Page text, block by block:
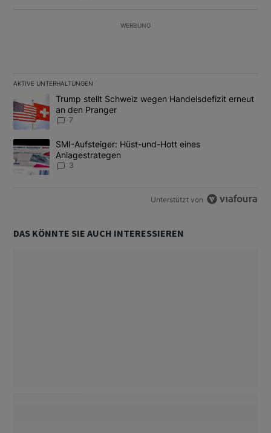
WERBUNG
AKTIVE UNTERHALTUNGEN
Das Folgende ist eine Liste der am meisten kommentierten
Ein Trendartikel mit dem Titel "Trump stellt Schweiz wegen
Trump stellt Schweiz wegen Handelsdefizit erneut
an den Pranger
7
Ein Trendartikel mit dem Titel "SMI-Aufsteiger: Hüst-und-Hott
SMI-Aufsteiger: Hüst-und-Hott eines
Anlagestrategen
3
Unterstützt von
DAS KÖNNTE SIE AUCH INTERESSIEREN